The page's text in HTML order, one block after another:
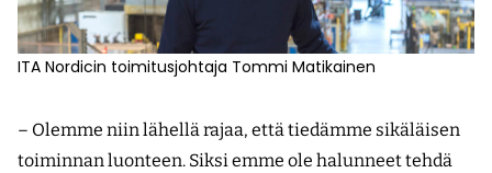
ITA Nordicin toimitusjohtaja Tommi Matikainen
– Olemme niin lähellä rajaa, että tiedämme sikäläisen
toiminnan luonteen. Siksi emme ole halunneet tehdä